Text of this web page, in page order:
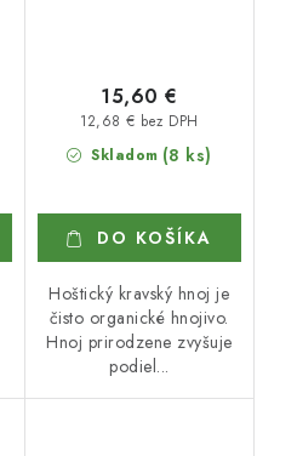
Skladom (8 ks)
12,68 € bez DPH
15,60 €
DO KOŠÍKA
Hoštický kravský hnoj je
čisto organické hnojivo.
Hnoj prirodzene zvyšuje
podiel...